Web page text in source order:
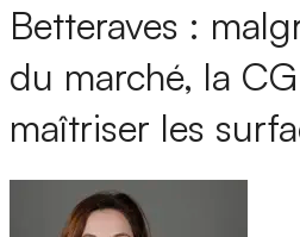
Betteraves :
du marché, la
maîtriser les